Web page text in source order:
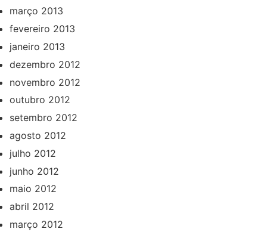
março 2013
fevereiro 2013
janeiro 2013
dezembro 2012
novembro 2012
outubro 2012
setembro 2012
agosto 2012
julho 2012
junho 2012
maio 2012
abril 2012
março 2012